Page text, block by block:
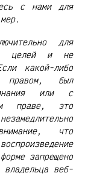
с нами для
для
целей и не
какой-либо
правом, был
или с
праве, это
что
запрещено
владельца веб-